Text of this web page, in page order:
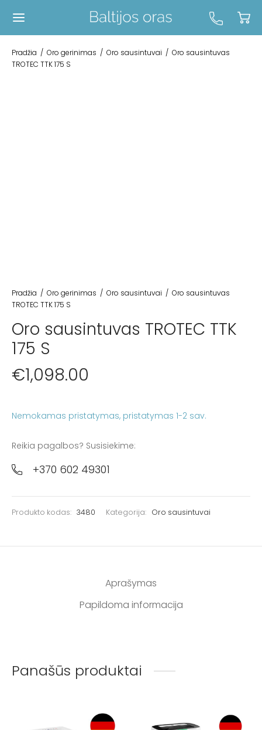
Pradžia / Oro gerinimas / Oro sausintuvai / Oro sausintuvas
TROTEC TTK 175 S
Pradžia / Oro gerinimas / Oro sausintuvai / Oro sausintuvas
TROTEC TTK 175 S
Oro sausintuvas TROTEC TTK
175 S
€1,098.00
Nemokamas pristatymas
Reikia pagalbos? Susisiekime:
+370 602 49301
Produkto kodas: 3480 Kategorija: Oro sausintuvai
Aprašymas
Papildoma informacija
Panašūs produktai